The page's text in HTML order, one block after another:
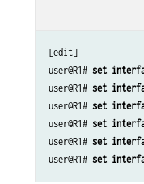
[edit]
user@R1# set
user@R1# set
user@R1# set
user@R1# set
user@R1# set
user@R1# set